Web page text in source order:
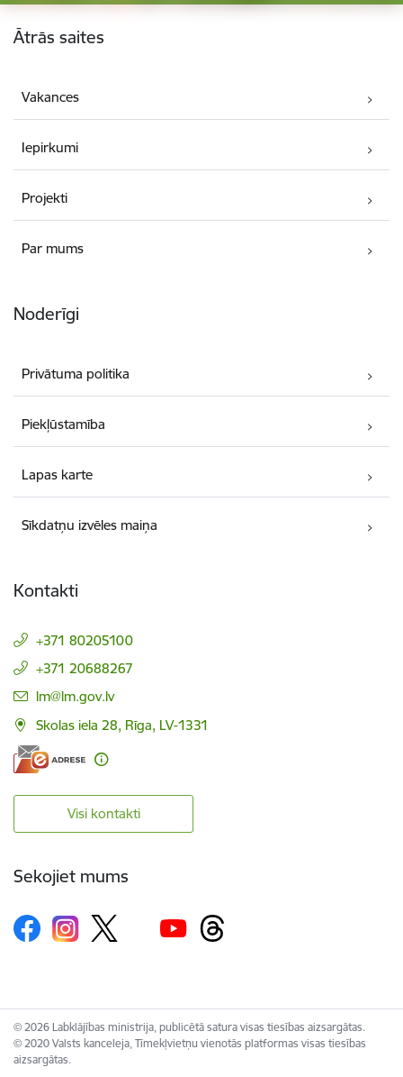
Kājene
Ātrās saites
Vakances
Iepirkumi
Projekti
Par mums
Noderīgi
Privātuma politika
Piekļūstamība
Lapas karte
Sīkdatņu izvēles maiņa
Kontakti
+371 80205100
+371 20688267
E-pasts:
lm@lm.gov.lv
Skolas iela 28, Rīga, LV-1331
Visi kontakti
Sekojiet mums
© 2026 Labklājības ministrija, publicētā satura visas tiesības aizsargātas.
© 2020 Valsts kanceleja, Tīmekļvietņu vienotās platformas visas tiesības
aizsargātas.